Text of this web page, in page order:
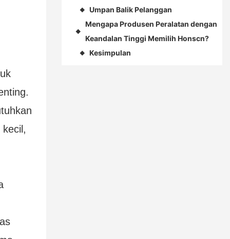
◆ Umpan Balik Pelanggan
◆
Mengapa Produsen Peralatan dengan
Keandalan Tinggi Memilih Honscn?
◆ Kesimpulan